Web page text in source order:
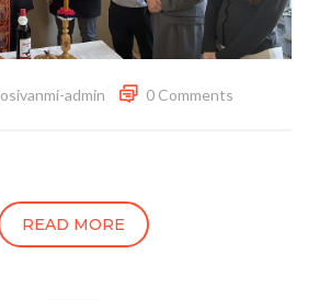
osivanmi-admin 0 Comments
READ MORE